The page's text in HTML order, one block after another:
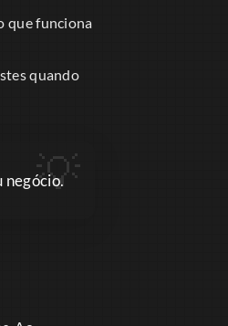
que funciona
quando
negócio.